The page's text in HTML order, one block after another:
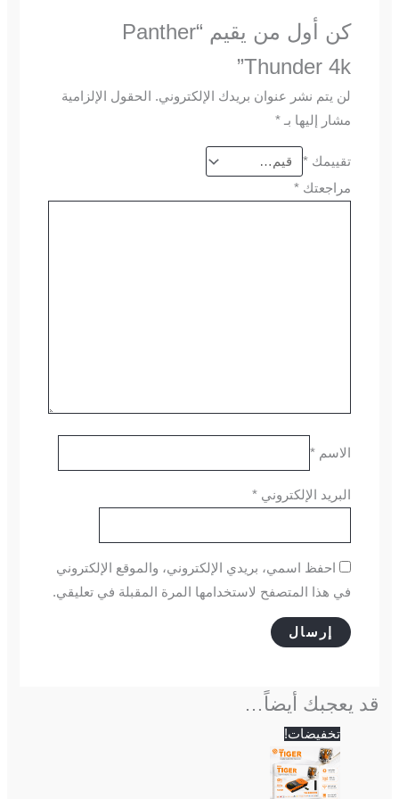
كن أول من يقيم “Panther
Thunder 4k”
لن يتم نشر عنوان بريدك الإلكتروني.
الحقول الإلزامية
مشار إليها بـ *
تقييمك *
مراجعتك *
الاسم *
البريد الإلكتروني *
احفظ اسمي، بريدي الإلكتروني، والموقع الإلكتروني
في هذا المتصفح لاستخدامها المرة المقبلة في تعليقي.
قد يعجبك أيضاً…
تخفيضات!
هو:
2,500 EGP.
السعر
الحالي
هو:
2,250 EGP.